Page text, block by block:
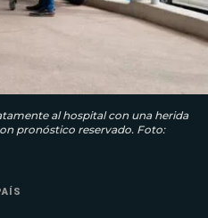
al hospital con una herida
pronóstico reservado. Foto: